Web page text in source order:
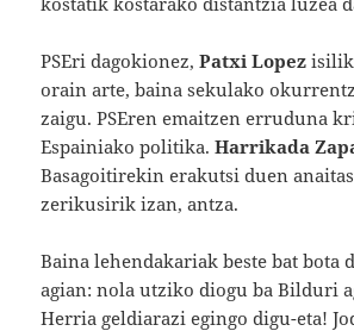
PSEri dagokionez,Patxi Lopez isilik
orain arte, baina sekulako
zaigu. PSEren emaitzen erruduna
Espainiako politika.Harrikada
Basagoitirekin erakutsi duen
zerikusirik izan, antza.
Baina lehendakariak beste bat bota
agian: nola utziko diogu ba Bilduri
Herria geldiarazi egingo digu-eta!